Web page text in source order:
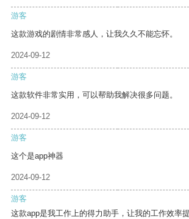
游客
这款游戏的剧情非常感人，让我久久不能忘怀。
2024-09-12
游客
这款软件非常实用，可以帮助我解决很多问题。
2024-09-12
游客
这个是app神器
2024-09-12
游客
这款app是我工作上的得力助手，让我的工作效率